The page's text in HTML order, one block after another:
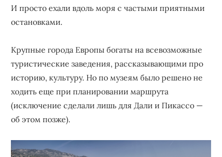
И просто ехали вдоль моря с частыми приятными
остановками.
Крупные города Европы богаты на всевозможные
туристические заведения, рассказывающими про
историю, культуру. Но по музеям было решено не
ходить еще при планировании маршрута
(исключение сделали лишь для Дали и Пикассо —
об этом позже).